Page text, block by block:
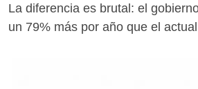
La diferencia es brutal: el
un 79% más por año que el